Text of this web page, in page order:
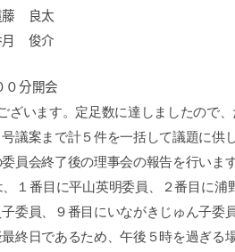
藤 良太
月 俊介
０分開会
います。定足数に達しましたので、
議案まで計５件を一括して議題に供し
員会終了後の理事会の報告を行います
１番目に平山英明委員、２番目に
委員、９番目にいながきじゅん子委
終日であるため、午後５時を過ぎる